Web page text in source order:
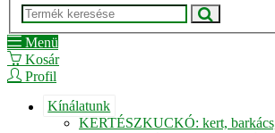
Menü
Kosár
Profil
Kínálatunk
KERTÉSZKUCKÓ: kert,